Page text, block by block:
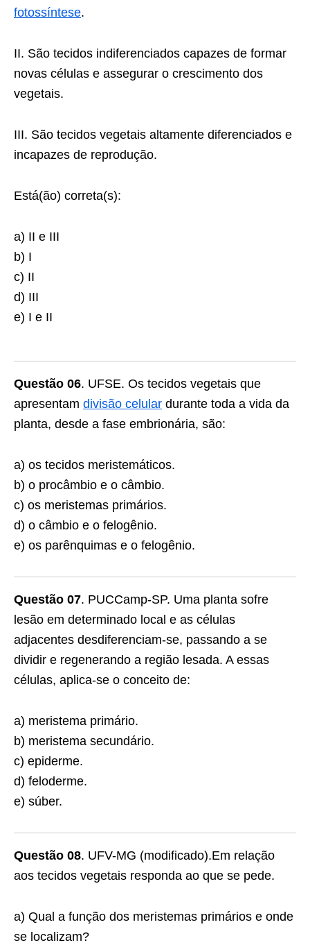
fotossíntese.
II. São tecidos indiferenciados capazes de formar
novas células e assegurar o crescimento dos
vegetais.
III. São tecidos vegetais altamente diferenciados e
incapazes de reprodução.
Está(ão) correta(s):
a) II e III
b) I
c) II
d) III
e) I e II
Questão 06. UFSE. Os tecidos vegetais que
apresentam divisão celular durante toda a vida da
planta, desde a fase embrionária, são:
a) os tecidos meristemáticos.
b) o procâmbio e o câmbio.
c) os meristemas primários.
d) o câmbio e o felogênio.
e) os parênquimas e o felogênio.
Questão 07. PUCCamp-SP. Uma planta sofre
lesão em determinado local e as células
adjacentes desdiferenciam-se, passando a se
dividir e regenerando a região lesada. A essas
células, aplica-se o conceito de:
a) meristema primário.
b) meristema secundário.
c) epiderme.
d) feloderme.
e) súber.
Questão 08. UFV-MG (modificado).Em relação
aos tecidos vegetais responda ao que se pede.
a) Qual a função dos meristemas primários e onde
se localizam?